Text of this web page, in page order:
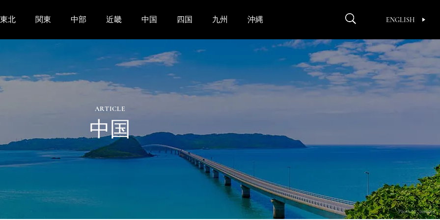
ENGLISH
東北 関東 中部 近畿 中国 四国 九州 沖縄
ARTICLE
中国
Photo by :beeboys